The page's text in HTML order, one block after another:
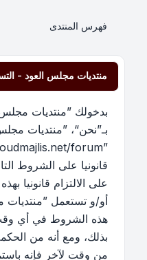
فهرس المنتدى
منتديات مجلس العود -
بدخولك ”منتديات مجلس
بـ”نحن“، ”منتديات
قانونيا على الشروط
على الالتزام قانونيا
أو/و تستعمل ”منتديات
هذه الشروط في أي
بذلك، ومع أنه من
من وقت لآخر فإنه